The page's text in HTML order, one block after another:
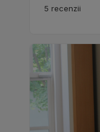
5 recenzii